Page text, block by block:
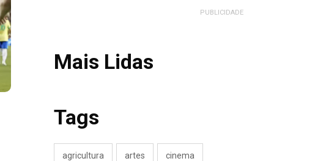
PUBLICIDADE
Mais Lidas
Tags
agricultura artes cinema